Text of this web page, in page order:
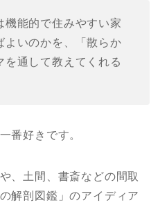
機能的で住みやすい家
よいのかを、「散らか
を通して教えてくれる
番好きです。
、土間、書斎などの間取
解剖図鑑」のアイディア